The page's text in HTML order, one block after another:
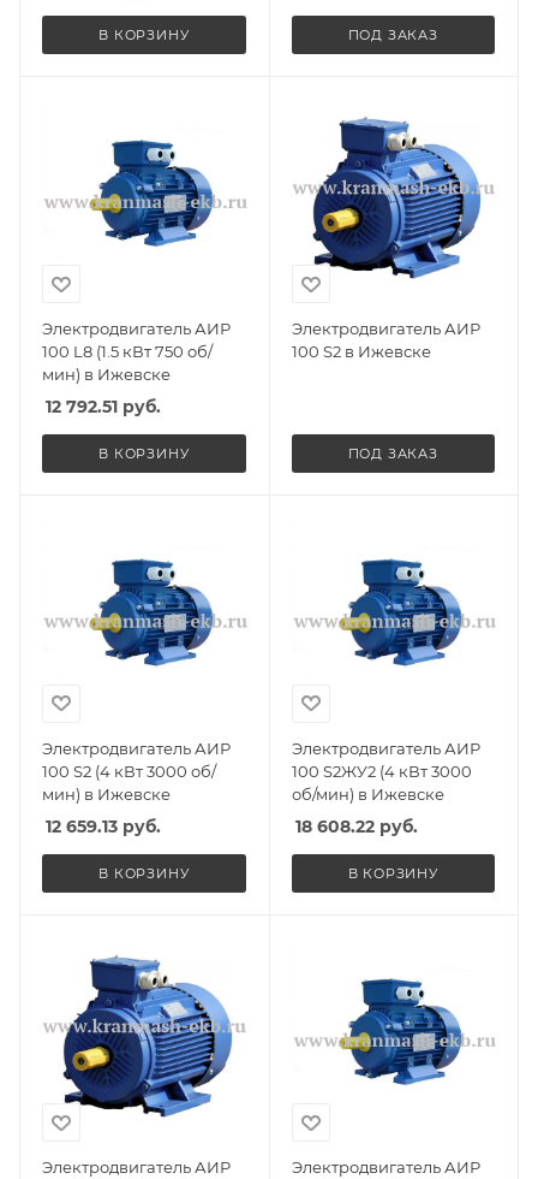
В КОРЗИНУ ПОД ЗАКАЗ
Электродвигатель АИР
100 L8 (1.5 кВт 750 об/
мин) в Ижевске
12 792.51 руб.
В КОРЗИНУ
Электродвигатель АИР
100 S2 в Ижевске
ПОД ЗАКАЗ
Электродвигатель АИР
100 S2 (4 кВт 3000 об/
мин) в Ижевске
12 659.13 руб.
В КОРЗИНУ
Электродвигатель АИР
100 S2ЖУ2 (4 кВт 3000
об/мин) в Ижевске
18 608.22руб.
В КОРЗИНУ
Электродвигатель АИР Электродвигатель АИР